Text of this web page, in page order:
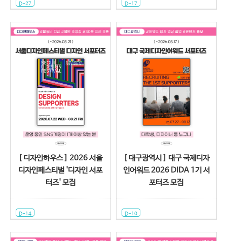
D-27 D-17
[ 디자인하우스 ] 2026 서울
디자인페스티벌 '디자인 서포
터즈' 모집
D-14
[ 대구광역시 ] 대구 국제디자
인어워드 2026 DIDA 1기 서
포터즈 모집
D-10